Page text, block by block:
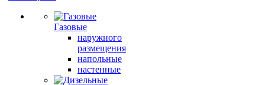
Газовые
наружного
размещения
напольные
настенные